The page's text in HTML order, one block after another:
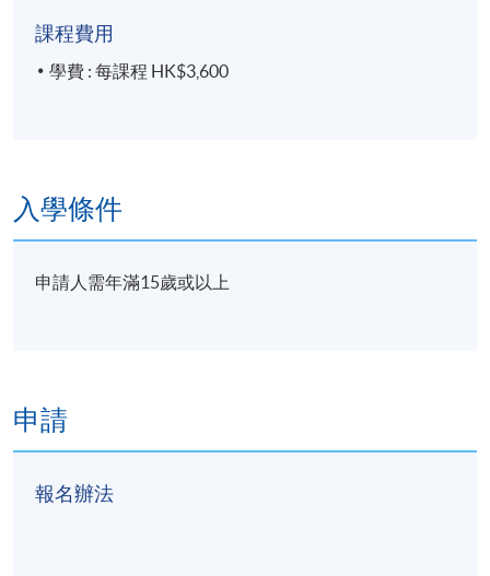
課程費用
學費 : 每課程 HK$3,600
入學條件
申請人需年滿15歲或以上
申請
報名辦法